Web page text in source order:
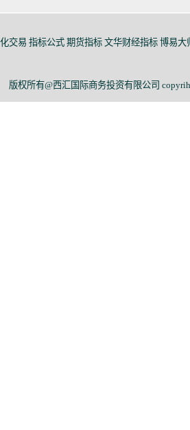
交易 指标公式 期货指标 文华财经指标 博易大
版权所有@西汇国际商务投资有限公司